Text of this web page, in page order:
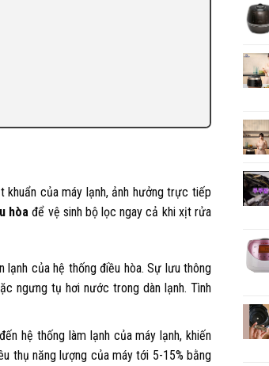
của máy lạnh, ảnh hưởng trực tiếp
hòa để vệ sinh bộ lọc ngay cả khi xịt rửa
lạnh của hệ thống điều hòa. Sự lưu thông
ngưng tụ hơi nước trong dàn lạnh. Tình
hệ thống làm lạnh của máy lạnh, khiến
thụ năng lượng của máy tới 5-15% bằng